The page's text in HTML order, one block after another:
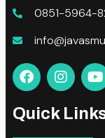
0851-5964-
Quick